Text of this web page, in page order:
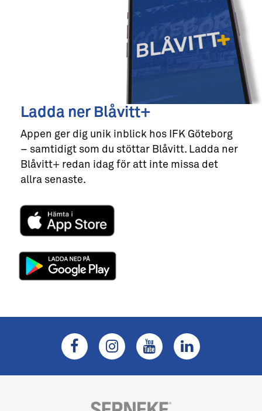
Ladda ner Blåvitt+
Appen ger dig unik inblick hos IFK Göteborg
– samtidigt som du stöttar Blåvitt. Ladda ner
Blåvitt+ redan idag för att inte missa det
allra senaste.